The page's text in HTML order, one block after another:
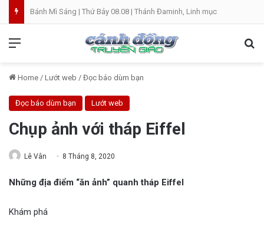
Bánh Mì Sáng | Thứ Bảy 08.08 | Thánh Đaminh, Linh mục
Home / Lướt web / Đọc báo dùm bạn
Đọc báo dùm bạn Lướt web
Chụp ảnh với tháp Eiffel
Lê Vân 8 Tháng 8, 2020
Những địa điểm “ăn ảnh” quanh tháp Eiffel
Khám phá